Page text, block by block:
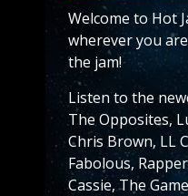
Welcome to Hot
wherever you
the jam!
Listen to the
The Opposites,
Chris Brown, LL
Fabolous,
Cassie, The